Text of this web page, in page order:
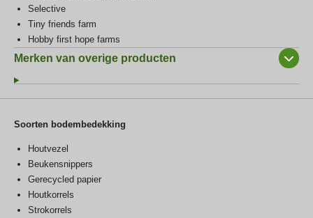
Selective
Tiny friends farm
Hobby first hope farms
Merken van overige producten
Soorten bodembedekking
Houtvezel
Beukensnippers
Gerecycled papier
Houtkorrels
Strokorrels